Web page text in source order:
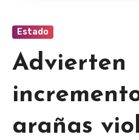
Estado
Advierten
arañas